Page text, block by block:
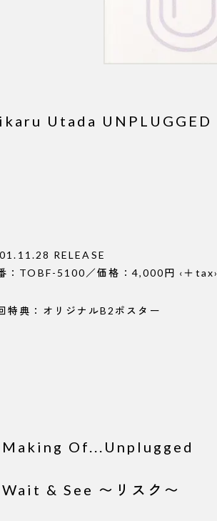
Utada UNPLUGGED
RELEASE
：TOBF-5100／価格：4,000円 ‹＋tax›
特典：オリジナルB2ポスター
Making Of...Unplugged
Wait & See 〜リスク〜